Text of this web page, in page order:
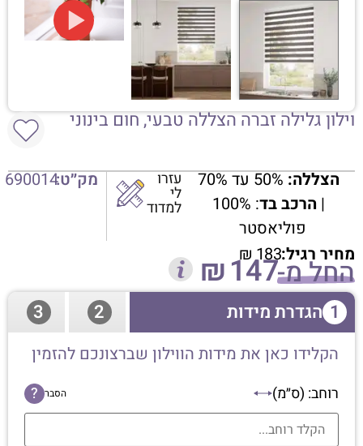
וילון גלילה זברה הצללה טבעי, חום בינוני
הצללה:
50% עד 70%
|הרכב בד : 100%
פוליאסטר
עזרו
לי
למדוד
מק״ט:690014
מחיר רגיל: ₪183החל מ- ₪147
1 הגדרת מידות 2
3
הקלידו כאן את מידות הווילון שברצונכם להזמין
רוחב: (ס״מ) הסבר ?